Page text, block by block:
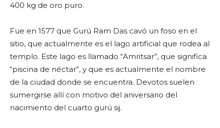
400 kg de oro puro.
Fue en 1577 que Gurú Ram Das cavó un foso en el
sitio, que actualmente es el lago artificial que rodea al
templo. Este lago es llamado “Amritsar”, que significa
“piscina de néctar”, y que es actualmente el nombre
de la ciudad donde se encuentra. Devotos suelen
sumergirse allí con motivo del aniversario del
nacimiento del cuarto gurú sij.